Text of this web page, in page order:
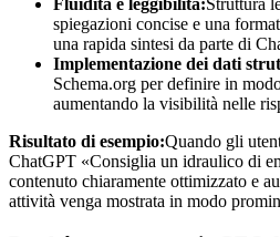
Fluidità e leggibilità:Struttura
spiegazioni concise e una
una rapida sintesi da parte di
Implementazione dei dati
Schema.org per definire in
aumentando la visibilità nelle
Risultato di esempio:Quando gli
ChatGPT «Consiglia un idraulico di
contenuto chiaramente ottimizzato e
attività venga mostrata in modo